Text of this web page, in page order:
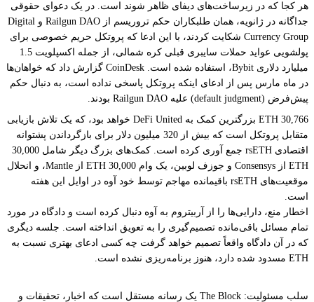
هر کجا که در زیرساخت‌های دیفای ظاهر شوند است. در یک دعوای حقوقی
جداگانه در ژانویه، همان طلبکاران حکم تروریسم از Railgun DAO و Digital
Currency Group شکایت کردند، با این ادعا که پروتکل حریم خصوصی برای
پولشویی عواید حملات سایبری قبلی کره شمالی، از جمله اکسپلویت 1.5
میلیارد دلاری Bybit، استفاده شده است. CoinDesk گزارش داد که خواهان‌ها
در ماه مارس پس از ادعای اینکه پروتکل پاسخی نداده است، به دنبال حکم
پیش‌فرض (default judgment) علیه Railgun DAO بودند.
30,766 ETH بزرگترین کمک به DeFi United خواهد بود، که یک تلاش بازیابی
متقابل پروتکل است که بیش از 320 میلیون دلار برای بازگرداندن پشتوانه
اقتصادی rsETH جمع آوری کرده است. کمک‌های بزرگ دیگر شامل 30,000
ETH از Consensys و جوزف لوبین، یک وام 30,000 ETH از Mantle، و انحلال
موقعیت‌های rsETH باقیمانده مهاجم توسط خود آوه در اوایل این هفته
است.
اخطار منع، دارایی‌ها را از آربیتروم به آوه دنبال کرده است و دادگاه در مورد
تمام مسائل باقی‌مانده تصمیم‌گیری را به تعویق انداخته است. جلسه دیگری
که در آن دادگاه واقعاً تصمیم خواهد گرفت چه کسی ادعای بهتری نسبت به
ETH مسدود شده دارد، هنوز برنامه‌ریزی نشده است.
سلب مسئولیت: The Block یک رسانه مستقل است که اخبار، تحقیقات و